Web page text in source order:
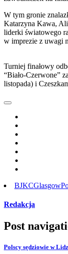
W tym gronie
Katarzyna Kawa,
liderki światowego
w imprezie z uwagi
Turniej finałowy
“Biało-Czerwone”
listopada) i
BJKCGlasgow
Redakcja
Post
Polscy sędziowie w